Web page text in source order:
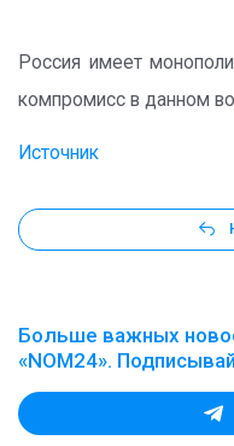
Россия имеет
компромисс в данном
Источник
Больше важных
«NOM24».